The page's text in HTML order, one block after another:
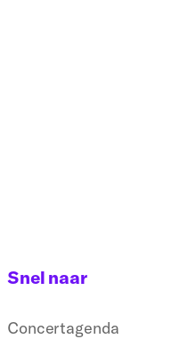
Snel naar
Concertagenda